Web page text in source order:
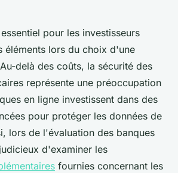
pour les investisseurs
éléments lors du choix d'une
delà des coûts, la sécurité des
représente une préoccupation
en ligne investissent dans des
pour protéger les données de
lors de l'évaluation des banques
d'examiner les
fournies concernant les